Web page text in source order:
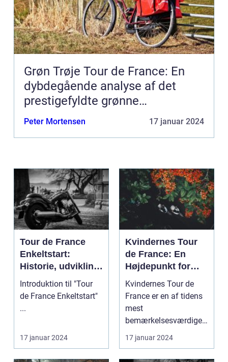
Grøn Trøje Tour de France: En
dybdegående analyse af det
prestigefyldte grønne
pointklassement
Peter Mortensen 17 januar 2024
Tour de France
Enkeltstart:
Historie, udvikling
og
nøgleinformatione
Introduktion til "Tour
de France Enkeltstart"
...
17 januar 2024
Kvindernes Tour
de France: En
Højdepunkt for
Cykelsporten
Kvindernes Tour de
France er en af tidens
mest
bemærkelsesværdige
cykelløb. Det er et
prestigefyldt ...
17 januar 2024